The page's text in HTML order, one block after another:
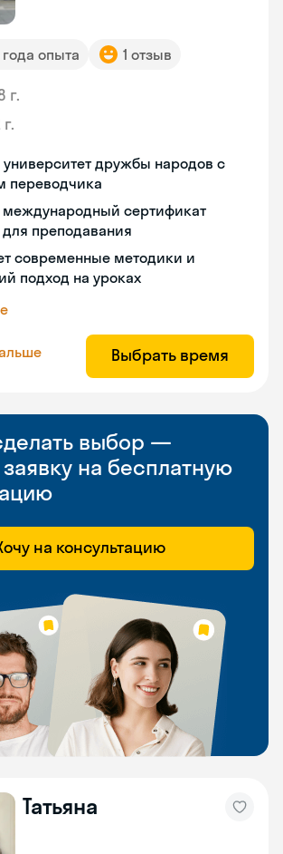
года опыта 1 отзыв
г.
университет дружбы народов с
переводчика
международный сертификат
для преподавания
современные методики и
подход на уроках
Выбрать время
выбор —
заявку на бесплатную
на консультацию
Татьяна